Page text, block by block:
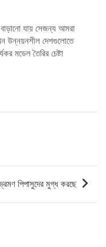
যায় সেজন্য আমরা
উন্নয়নশীল দেশগুলোতে
মডেল তৈরির চেষ্টা
পিপাসুদের মুগ্ধ করছে